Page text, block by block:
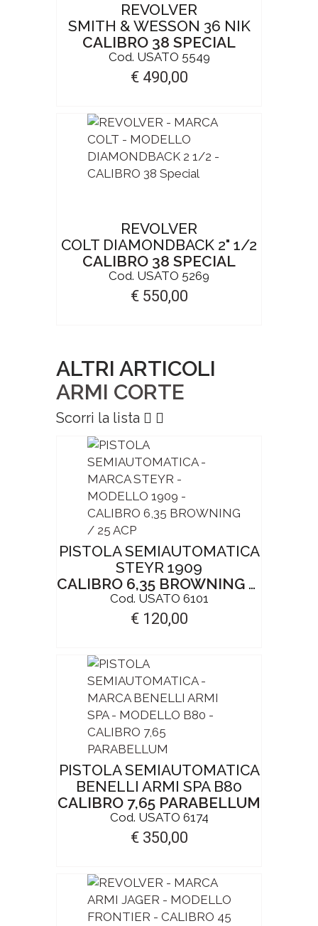
REVOLVER
SMITH & WESSON 36 NIK
CALIBRO 38 SPECIAL
Cod. USATO 5549
€ 490,00
REVOLVER
COLT DIAMONDBACK 2" 1/2
CALIBRO 38 SPECIAL
Cod. USATO 5269
€ 550,00
ALTRI ARTICOLI
ARMI CORTE
Scorri la lista
PISTOLA SEMIAUTOMATICA
STEYR 1909
CALIBRO 6,35 BROWNING / 25 ACP
Cod. USATO 6101
€ 120,00
PISTOLA SEMIAUTOMATICA
BENELLI ARMI SPA B80
CALIBRO 7,65 PARABELLUM
Cod. USATO 6174
€ 350,00